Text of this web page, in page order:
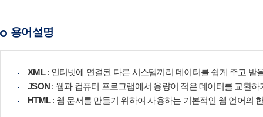
용어설명
XML: 인터넷에 연결된 다른 시스템끼리 데이터를 쉽게 주고 받
JSON : 웹과 컴퓨터 프로그램에서 용량이 적은 데이터를 교환
HTML: 웹 문서를 만들기 위하여 사용하는 기본적인 웹 언어의